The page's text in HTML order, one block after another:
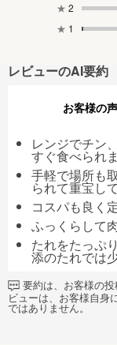
★ 2
★ 1
レビューのAI要約
お客様の声
レンジでチン
すぐ食べられ
手軽で場所も
られて重宝し
コスパも良く
ふっくらして
たれをたっぷ
添のたれでは
要約は、お客様の
ビューは、お客様自身
ではありません。